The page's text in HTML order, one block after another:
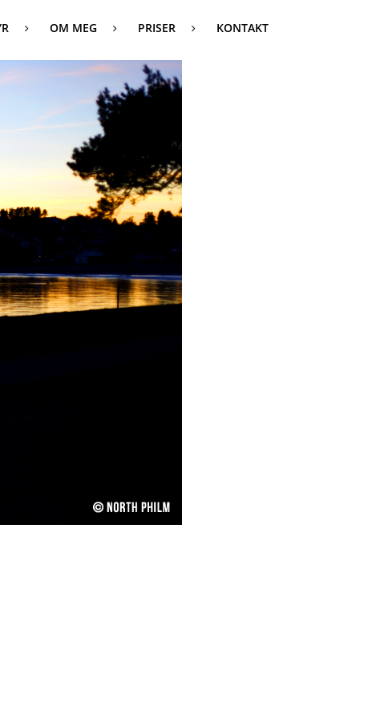
OM MEG PRISER KONTAKT